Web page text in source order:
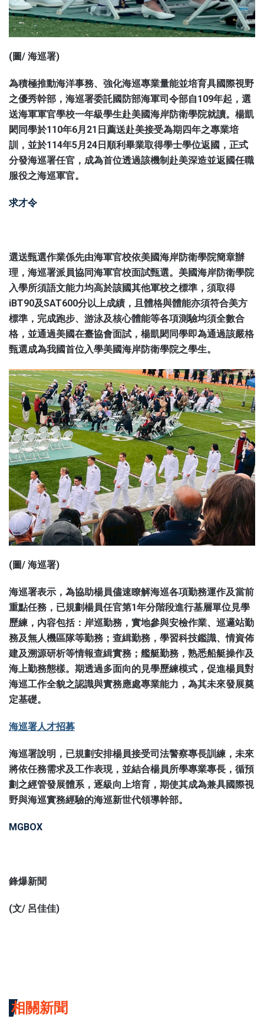
(圖/ 海巡署)
為積極推動海洋事務、強化海巡專業量能並培育具國際視野
之優秀幹部，海巡署委託國防部海軍司令部自109年起，選
送海軍軍官學校一年級學生赴美國海岸防衛學院就讀。楊凱
閎同學於110年6月21日薦送赴美接受為期四年之專業培
訓，並於114年5月24日順利畢業取得學士學位返國，正式
分發海巡署任官，成為首位透過該機制赴美深造並返國任職
服役之海巡軍官。
求才令
選送甄選作業係先由海軍官校依美國海岸防衛學院簡章辦
理，海巡署派員協同海軍官校面試甄選。美國海岸防衛學院
入學所須語文能力均高於該國其他軍校之標準，須取得
iBT90及SAT600分以上成績，且體格與體能亦須符合美方
標準，完成跑步、游泳及核心體能等各項測驗均須全數合
格，並通過美國在臺協會面試，楊凱閎同學即為通過該嚴格
甄選成為我國首位入學美國海岸防衛學院之學生。
(圖/ 海巡署)
海巡署表示，為協助楊員儘速瞭解海巡各項勤務運作及當前
重點任務，已規劃楊員任官第1年分階段進行基層單位見學
歷練，內容包括：岸巡勤務，實地參與安檢作業、巡邏站勤
務及無人機區隊等勤務；查緝勤務，學習科技鑑識、情資佈
建及溯源研析等情報查緝實務；艦艇勤務，熟悉船艇操作及
海上勤務態樣。期透過多面向的見學歷練模式，促進楊員對
海巡工作全貌之認識與實務應處專業能力，為其未來發展奠
定基礎。
海巡署人才招募
海巡署說明，已規劃安排楊員接受司法警察專長訓練，未來
將依任務需求及工作表現，並結合楊員所學專業專長，循預
劃之經管發展體系，逐級向上培育，期使其成為兼具國際視
野與海巡實務經驗的海巡新世代領導幹部。
MGBOX
鋒爆新聞
(文/ 呂佳佳)
相關新聞